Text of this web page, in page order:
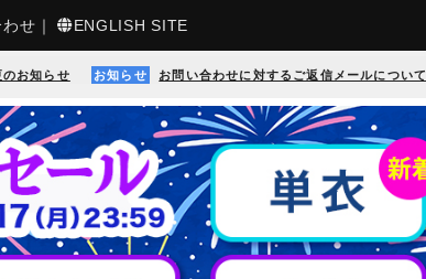
わせ ｜ ENGLISH SITE
お知らせ お知らせ お問い合わせに対するご返信メールについて